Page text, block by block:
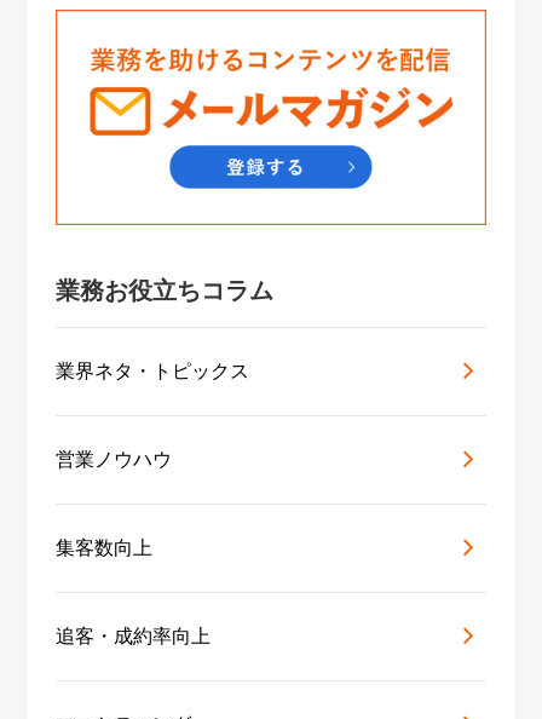
業務お役立ちコラム
業界ネタ・トピックス
営業ノウハウ
集客数向上
追客・成約率向上